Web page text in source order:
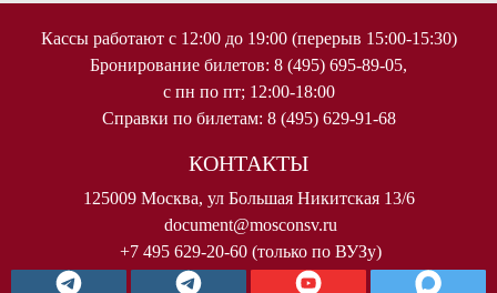
Кассы работают с 12:00 до 19:00 (перерыв 15:00-15:30)
Бронирование билетов: 8 (495) 695-89-05,
с пн по пт; 12:00-18:00
Справки по билетам: 8 (495) 629-91-68
КОНТАКТЫ
125009 Москва, ул Большая Никитская 13/6
document@mosconsv.ru
+7 495 629-20-60 (только по ВУЗу)